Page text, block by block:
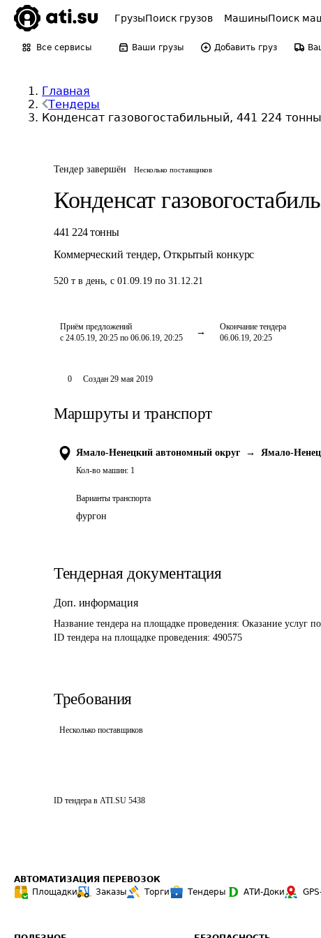
ГрузыПоиск грузов МашиныПоиск
Все сервисы Ваши грузы Добавить груз
Главная
Тендеры
Конденсат газовогостабильный, 441 224 тонны
Тендер завершён Несколько поставщиков
Конденсат
441 224 тонны
Коммерческий тендер, Открытый конкурс
520 т в день, с 01.09.19 по 31.12.21
Приём предложений
с 24.05.19, 20:25 по 06.06.19, 20:25
Окончание тендера
06.06.19, 20:25
0 Создан 29 мая 2019
Маршруты и транспорт
Ямало-Ненецкий автономный округ → Ямало-
Кол-во машин: 1
Варианты транспорта
фургон
Тендерная документация
Доп. информация
Название тендера на площадке проведения: Оказание услуг
ID тендера на площадке проведения: 490575
Требования
Несколько поставщиков
ID тендера в ATI.SU 5438
АВТОМАТИЗАЦИЯ ПЕРЕВОЗОК
Площадки
Заказы Торги Тендеры АТИ-Доки